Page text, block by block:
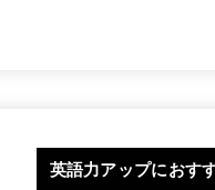
英語力アップにおす